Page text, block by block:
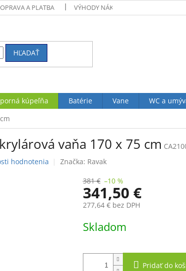
A PLATBA VÝHODY NÁKUPU U NÁS
HĽADAŤ
kúpeľňa Batérie Vane WC a
vaňa 170 x 75 cm
hodnotenia Značka: Ravak
381 € –10 %
341,50 €
277,64 € bez DPH
cena:
Skladom
Pridať do